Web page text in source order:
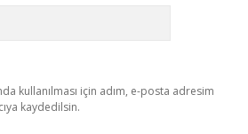
kullanılması için adım, e-posta adresim
kaydedilsin.